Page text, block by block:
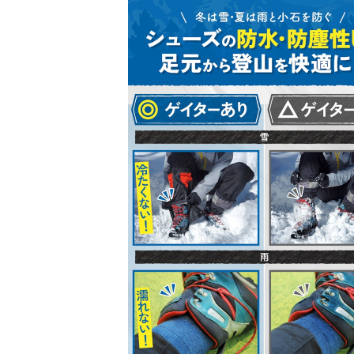
トレッキングパンツ・トレッキングシューズもチ
登山用ゲイターの売れ筋ランキングもチェック！